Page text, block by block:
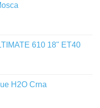
610 18" ET40
H2O Crna